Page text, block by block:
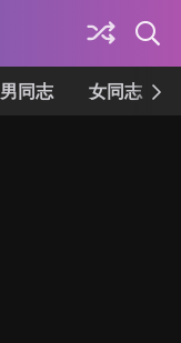
男同志 女同志